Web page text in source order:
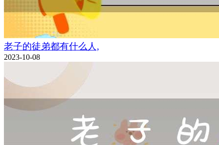
老子的徒弟都有什么人,
2023-10-08